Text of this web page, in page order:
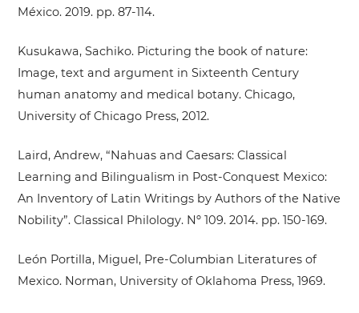
México. 2019. pp. 87-114.
Kusukawa, Sachiko. Picturing the book of nature:
Image, text and argument in Sixteenth Century
human anatomy and medical botany. Chicago,
University of Chicago Press, 2012.
Laird, Andrew, “Nahuas and Caesars: Classical
Learning and Bilingualism in Post-Conquest Mexico:
An Inventory of Latin Writings by Authors of the Native
Nobility”. Classical Philology. Nº 109. 2014. pp. 150-169.
León Portilla, Miguel, Pre-Columbian Literatures of
Mexico. Norman, University of Oklahoma Press, 1969.